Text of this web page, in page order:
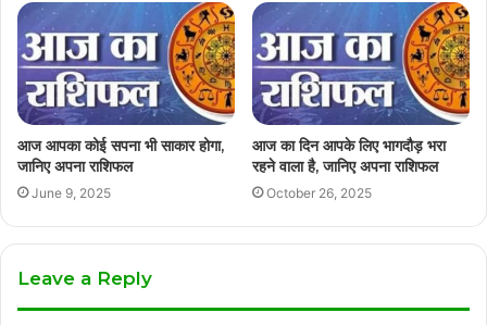
आज आपका कोई सपना भी साकार होगा,
जानिए अपना राशिफल
June 9, 2025
आज का दिन आपके लिए भागदौड़ भरा
रहने वाला है, जानिए अपना राशिफल
October 26, 2025
Leave a Reply